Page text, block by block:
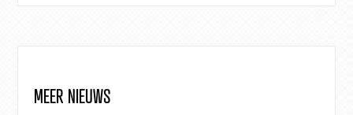
MEER NIEUWS